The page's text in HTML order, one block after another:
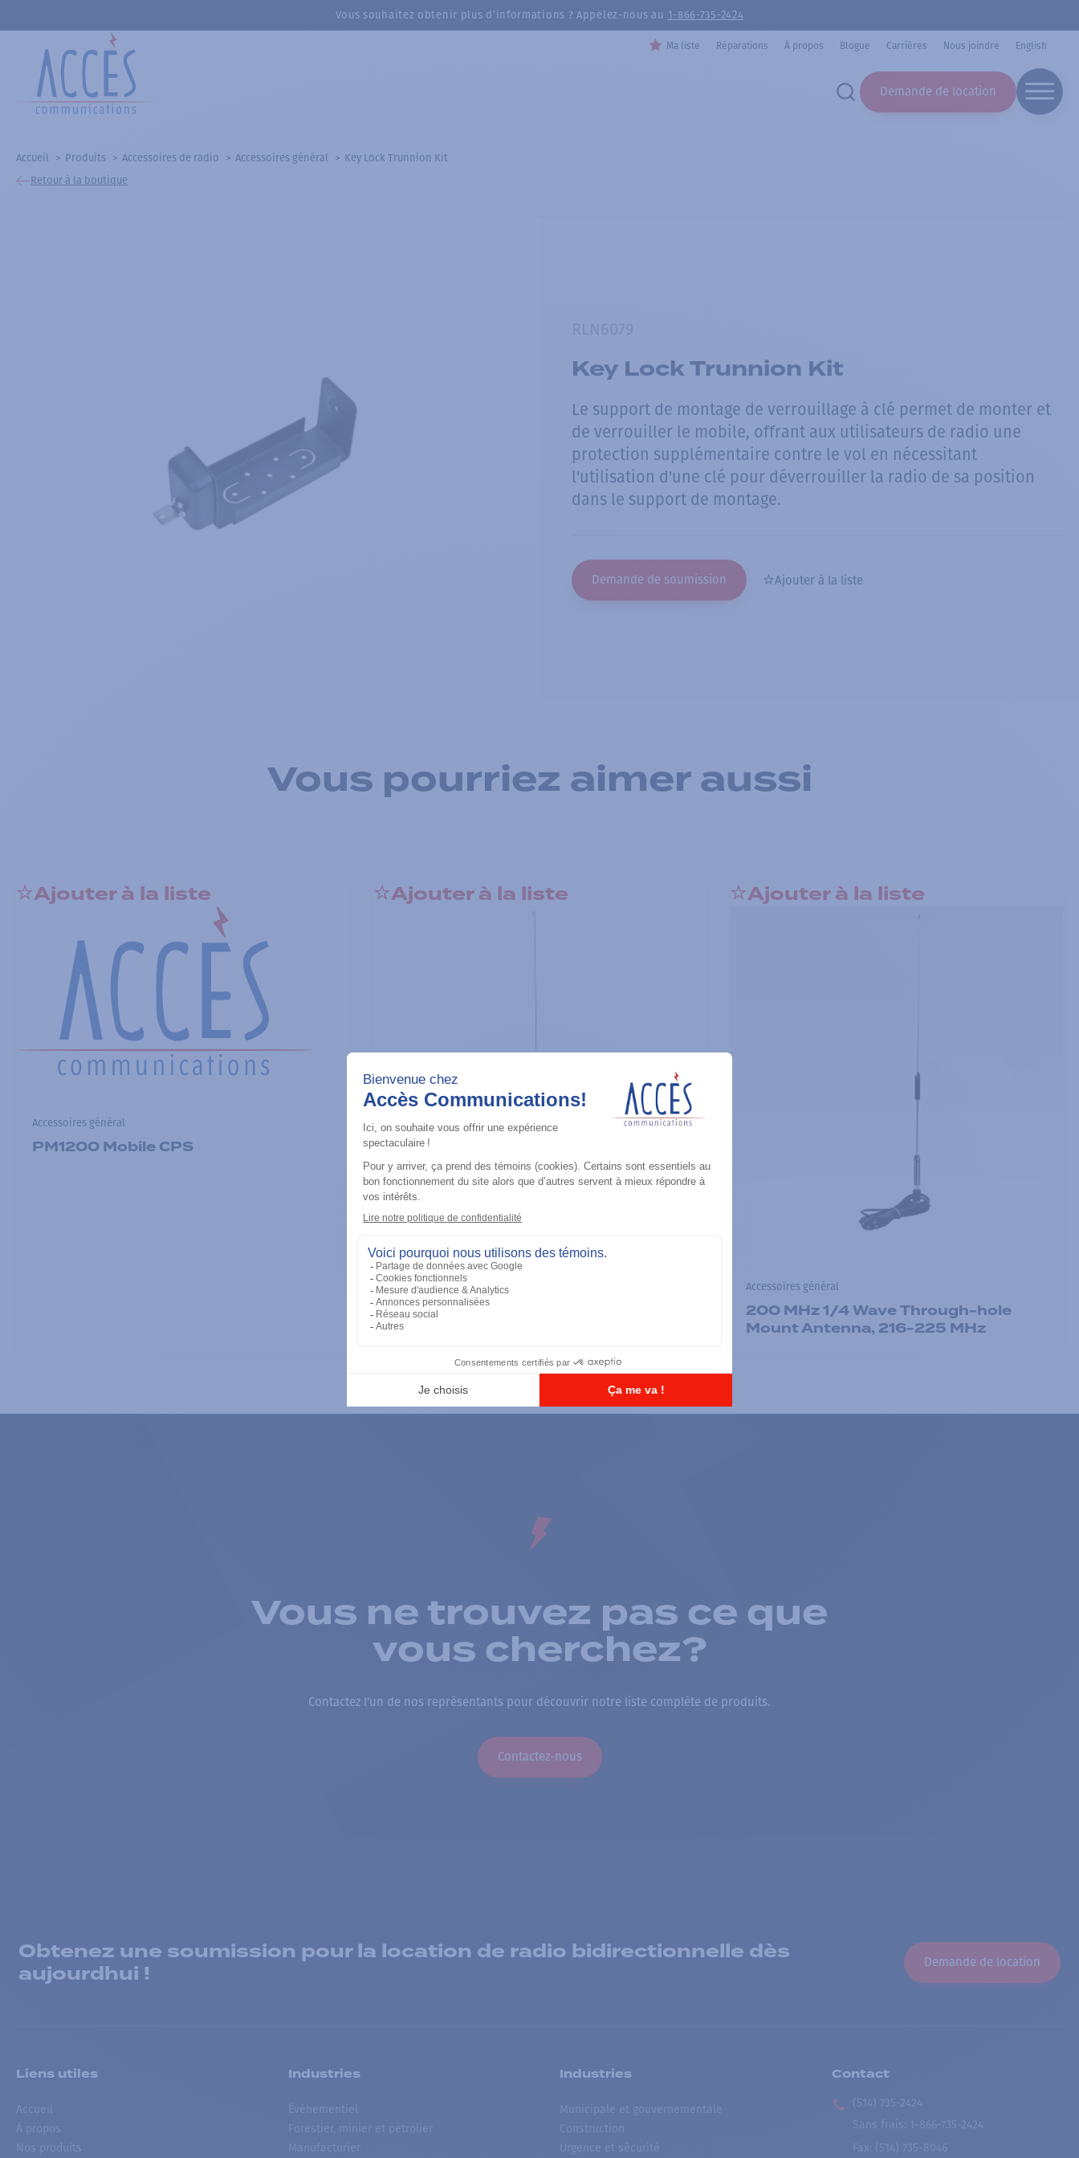
Vous souhaitez obtenir plus d’informations ? Appelez-nous au 1-866-735-2424
Ma liste Réparations À propos Blogue Carrières Nous joindre English
Demande de location
Accueil Produits Accessoires de radio Accessoires général
Key Lock Trunnion Kit
Retour à la boutique
Key Lock Trunnion Kit
Le support de montage de verrouillage à clé permet de monter et
de verrouiller le mobile, offrant aux utilisateurs de radio une
protection supplémentaire contre le vol en nécessitant
l'utilisation d'une clé pour déverrouiller la radio de sa position
dans le support de montage.
Demande de soumission Ajouter à la liste
Vous pourriez aimer aussi
Ajouter à la liste
Accessoires général
PM1200 Mobile CPS
Ajouter à la liste
Accessoires général
UHF 3.5dB Gain Through-hole Mount
Antenna, 470-494 MHz
Ajouter à la liste
Accessoires général
200 MHz 1/4 Wave Through-hole
Mount Antenna, 216-225 MHz
Vous ne trouvez pas ce que
vous cherchez?
Contactez l’un de nos représentants pour découvrir notre liste complète de produits.
Contactez-nous
Obtenez une soumission pour la location de radio bidirectionnelle dès
aujourdhui !
Demande de location
Liens utiles
Accueil
À propos
Nos produits
Industries
Événementiel
Forestier, minier et pétrolier
Manufacturier
Industries
Municipale et gouvernementale
Construction
Urgence et sécurité
Contact
(514) 735-2424
Sans frais
1-866-735-2424
Fax: (514) 735-8046